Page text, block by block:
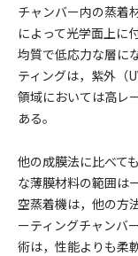
チャンバー内の蒸着
によって光学面上に
均質で低応力な層に
ティングは，紫外（
領域においては高レ
ある。
他の成膜法に比べて
な薄膜材料の範囲は
空蒸着機は，他の方
ーティングチャンバ
術は，性能よりも柔